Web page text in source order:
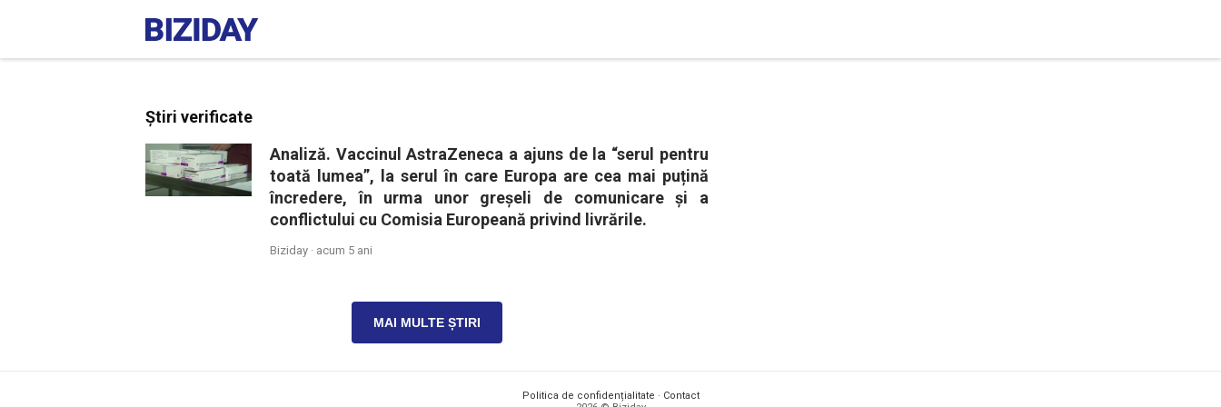
Știri verificate
Analiză. Vaccinul AstraZeneca a ajuns de la “serul pentru
toată lumea”, la serul în care Europa are cea mai puțină
încredere, în urma unor greșeli de comunicare și a
conflictului cu Comisia Europeană privind livrările.
Biziday · acum 5 ani
MAI MULTE ȘTIRI
Politica de confidențialitate · Contact